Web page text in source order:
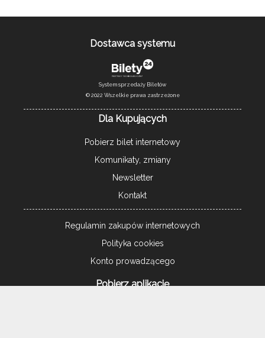
Dostawca systemu
System sprzedaży Biletów
© 2022 Wszelkie prawa zastrzeżone
Dla Kupujących
Pobierz bilet internetowy
Komunikaty, zmiany
Newsletter
Kontakt
Regulamin zakupów internetowych
Polityka cookies
Konto prowadzącego
Pobierz aplikację